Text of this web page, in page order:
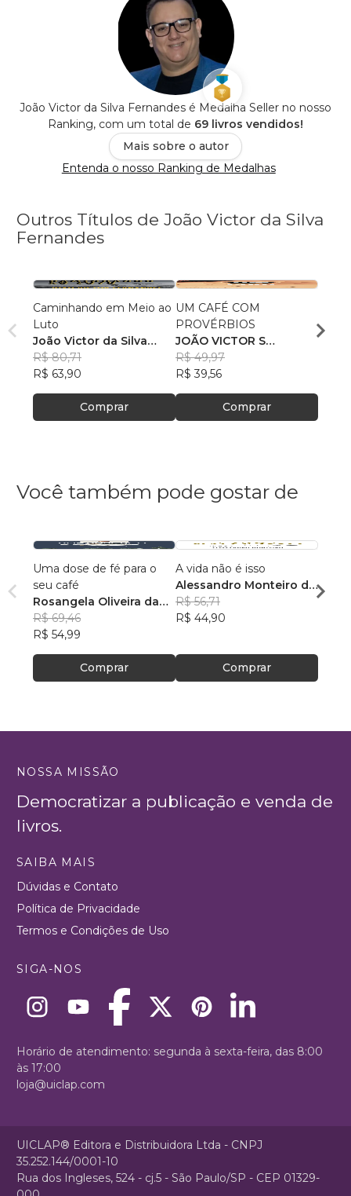
João Victor da Silva Fernandes é Medalha Seller no nosso
Ranking, com um total de 69 livros vendidos!
Mais sobre o autor
Entenda o nosso Ranking de Medalhas
Outros Títulos de João Victor da Silva
Fernandes
Caminhando em Meio ao
Luto
João Victor da Silva
Fernandes
R$ 80,71
R$ 63,90
Comprar
UM CAFÉ COM
PROVÉRBIOS
JOÃO VICTOR S
FERNANDES
R$ 49,97
R$ 39,56
Comprar
João
R$
Você também pode gostar de
Uma dose de fé para o
seu café
Rosangela Oliveira da
Silva
R$ 69,46
R$ 54,99
Comprar
A vida não é isso
Alessandro Monteiro de
Menezes
R$ 56,71
R$ 44,90
Comprar
R$
NOSSA MISSÃO
Democratizar a publicação e venda de
livros.
SAIBA MAIS
Dúvidas e Contato
Política de Privacidade
Termos e Condições de Uso
SIGA-NOS
Horário de atendimento: segunda à sexta-feira, das 8:00
às 17:00
loja@uiclap.com
UICLAP® Editora e Distribuidora Ltda - CNPJ
35.252.144/0001-10
Rua dos Ingleses, 524 - cj.5 - São Paulo/SP - CEP 01329-